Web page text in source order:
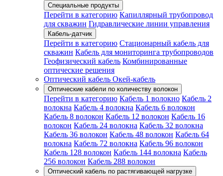
Специальные продукты
Перейти в категорию Капиллярный трубопровод
для скважин Гидравлические линии управления
Кабель-датчик
Перейти в категорию Стационарный кабель для
скважин Кабель для мониторинга трубопроводов
Геофизический кабель Комбинированные
оптические решения
Оптический кабель Окей-кабель
Оптические кабели по количеству волокон
Перейти в категорию Кабель 1 волокно Кабель 2
волокна Кабель 4 волокна Кабель 6 волокон
Кабель 8 волокон Кабель 12 волокон Кабель 16
волокон Кабель 24 волокна Кабель 32 волокна
Кабель 36 волокон Кабель 48 волокон Кабель 64
волокна Кабель 72 волокна Кабель 96 волокон
Кабель 128 волокон Кабель 144 волокна Кабель
256 волокон Кабель 288 волокон
Оптический кабель по растягивающей нагрузке